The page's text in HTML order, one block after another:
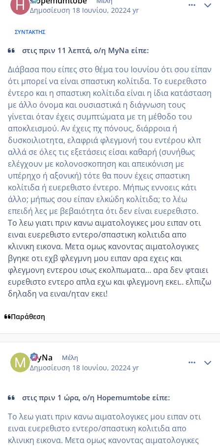
Δημοσίευση 18 Ιουνίου, 20224 yr
ΣΥΝΤΆΚΤΗΣ
στις πριν 11 λεπτά, ο/η MyNa είπε:
Διάβασα που είπες στο θέμα του Ιουνίου ότι σου είπαν
ότι μπορεί να είναι σπαστικη κολίτιδα. Το ευερεθιστο
έντερο και η σπαστικη κολίτιδα είναι η ίδια κατάσταση
με άλλο όνομα και ουσιαστικά η διάγνωση τους
γίνεται όταν έχεις συμπτώματα με τη μέθοδο του
αποκλεισμού. Αν έχεις πχ πόνους, διάρροια ή
δυσκοιλιοτητα, ελαφριά φλεγμονή του εντέρου κλπ
αλλά σε όλες τις εξετάσεις είσαι καθαρή (συνήθως
ελέγχουν με κολονοσκοπηση και απεικόνιση με
υπέρηχο ή αξονική) τότε θα πουν έχεις σπαστικη
κολίτιδα ή ευερεθιστο έντερο. Μήπως εννοεις κάτι
άλλο; μήπως σου είπαν ελκώδη κολίτιδα; το λέω
επειδή λες με βεβαιότητα ότι δεν είναι ευερεθιστο.
Το λεω γιατι πριν κανω αιματολογικες μου ειπαν οτι
ειναι ευερεθιστο εντερο/σπαστικη κολιτιδα απο
κλινικη εικονα. Μετα ομως κανοντας αιματολογικες
βγηκε οτι εχβ φλεγμνη μου ειπαν αρα εχεις και
φλεγμονη εντερου ισως εκολπωματα... αρα δεν φταιει
ευρεθιστο εντερο απλα εχω και φλεγμονη εκει.. ελπιζω
δηλαδη να ειναι/ηταν εκει!
Παράθεση
MyNa Μέλη
Δημοσίευση 18 Ιουνίου, 20224 yr
στις πριν 1 ώρα, ο/η Hopemumtobe είπε:
Το λεω γιατι πριν κανω αιματολογικες μου ειπαν οτι
ειναι ευερεθιστο εντερο/σπαστικη κολιτιδα απο
κλινικη εικονα. Μετα ομως κανοντας αιματολογικες